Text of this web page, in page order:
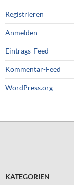
Registrieren
Anmelden
Eintrags-Feed
Kommentar-Feed
WordPress.org
KATEGORIEN